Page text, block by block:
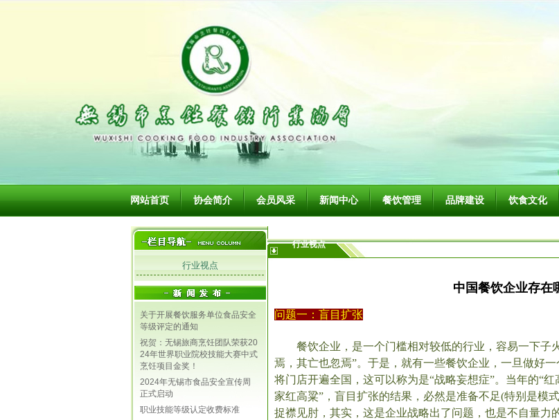
网站首页 协会简介 会员风采 新闻中心 餐饮管理 品牌建设 饮食文化
行业视点
关于开展餐饮服务单位食品安全
等级评定的通知
祝贺：无锡旅商烹饪团队荣获20
24年世界职业院校技能大赛中式
烹饪项目金奖！
2024年无锡市食品安全宣传周
正式启动
职业技能等级认定收费标准
行业视点
中国餐饮企业存在
问题一：盲目扩张
餐饮企业，是一个门槛相对较低的行业，容易一下子
焉，其亡也忽焉”。于是，就有一些餐饮企业，一旦做好
将门店开遍全国，这可以称为是“战略妄想症”。当年的“
家红高粱”，盲目扩张的结果，必然是准备不足(特别是模
捉襟见肘，其实，这是企业战略出了问题，也是不自量力